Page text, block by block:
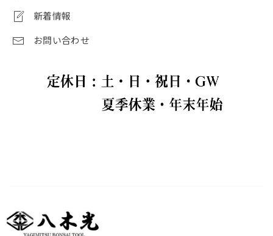
新着情報
お問い合わせ